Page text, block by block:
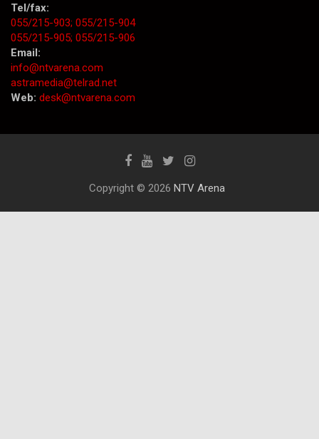
Tel/fax:
055/215-903; 055/215-904
055/215-905; 055/215-906
Email:
info@ntvarena.com
astramedia@telrad.net
Web: desk@ntvarena.com
Copyright © 2026 NTV Arena